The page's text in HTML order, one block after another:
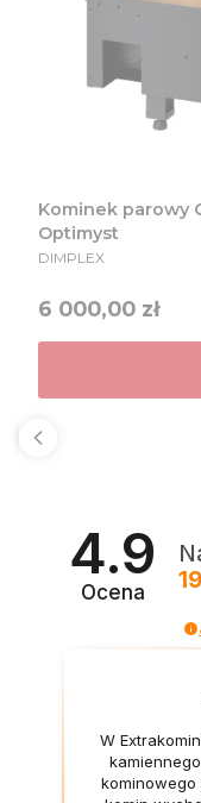
Kominek parowy
Optimyst
PRODUCENT
DIMPLEX
Cena
6 000,00 zł
4.9
Ocena
W